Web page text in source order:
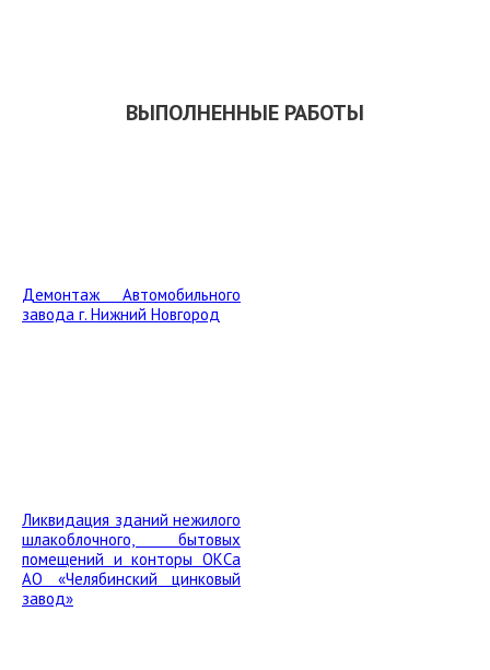
ВЫПОЛНЕННЫЕ РАБОТЫ
Демонтаж Автомобильного
завода г. Нижний Новгород
Ликвидация зданий нежилого
шлакоблочного, бытовых
помещений и конторы ОКСа
АО «Челябинский цинковый
завод»